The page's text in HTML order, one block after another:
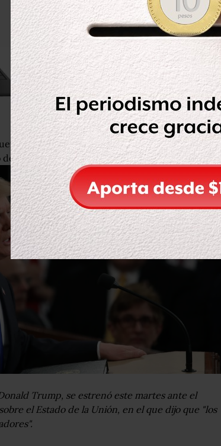
momento estadounidense" con su vieja
Estado de la Unión
Trump, se estrenó este martes ante el
el Estado de la Unión, en el que dijo que "los